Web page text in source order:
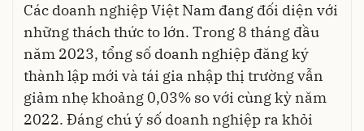
Các doanh nghiệp Việt Nam đang đối diện với
những thách thức to lớn. Trong 8 tháng đầu
năm 2023, tổng số doanh nghiệp đăng ký
thành lập mới và tái gia nhập thị trường vẫn
giảm nhẹ khoảng 0,03% so với cùng kỳ năm
2022. Đáng chú ý số doanh nghiệp ra khỏi